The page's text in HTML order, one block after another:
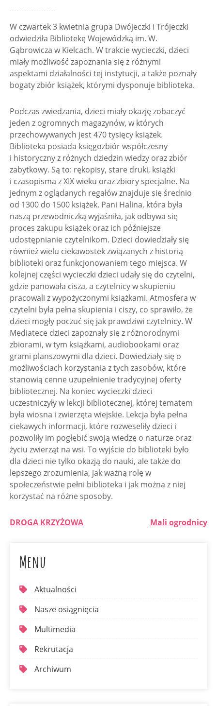
W czwartek 3 kwietnia grupa Dwójeczki i Trójeczki
odwiedziła Bibliotekę Wojewódzką im. W.
Gąbrowicza w Kielcach. W trakcie wycieczki, dzieci
miały możliwość zapoznania się z różnymi
aspektami działalności tej instytucji, a także poznały
bogaty zbiór książek, którymi dysponuje biblioteka.
Podczas zwiedzania, dzieci miały okazję zobaczyć
jeden z ogromnych magazynów, w których
przechowywanych jest 470 tysięcy książek.
Biblioteka posiada księgozbiór współczesny
i historyczny z różnych dziedzin wiedzy oraz zbiór
zabytkowy. Są to: rękopisy, stare druki, książki
i czasopisma z XIX wieku oraz zbiory specjalne. Na
jednym z oglądanych regałów znajduje się średnio
od 1300 do 1500 książek. Pani Halina, która była
naszą przewodniczką wyjaśniła, jak odbywa się
proces zakupu książek oraz ich późniejsze
udostępnianie czytelnikom. Dzieci dowiedziały się
również wielu ciekawostek związanych z historią
biblioteki oraz funkcjonowaniem tego miejsca. W
kolejnej części wycieczki dzieci udały się do czytelni,
gdzie panowała cisza, a czytelnicy w skupieniu
pracowali z wypożyczonymi książkami. Atmosfera w
czytelni była pełna skupienia i ciszy, co sprawiło, że
dzieci mogły poczuć się jak prawdziwi czytelnicy. W
Mediatece dzieci zapoznały się z różnorodnymi
zbiorami, w tym książkami, audiobookami oraz
grami planszowymi dla dzieci. Dowiedziały się o
możliwościach korzystania z tych zasobów, które
stanowią cenne uzupełnienie tradycyjnej oferty
bibliotecznej. Na koniec wycieczki dzieci
uczestniczyły w lekcji bibliotecznej, której tematem
była wiosna i zwierzęta wiejskie. Lekcja była pełna
ciekawych informacji, które rozweseliły dzieci i
pozwoliły im pogłębić swoją wiedzę o naturze oraz
życiu zwierząt na wsi. To wyjście do biblioteki było
dla dzieci nie tylko okazją do nauki, ale także do
lepszego zrozumienia, jak ważną rolę w
społeczeństwie pełni biblioteka i jak można z niej
korzystać na różne sposoby.
DROGA KRZYŻOWA Mali ogrodnicy
Menu
Aktualności
Nasze osiągnięcia
Multimedia
Rekrutacja
Archiwum